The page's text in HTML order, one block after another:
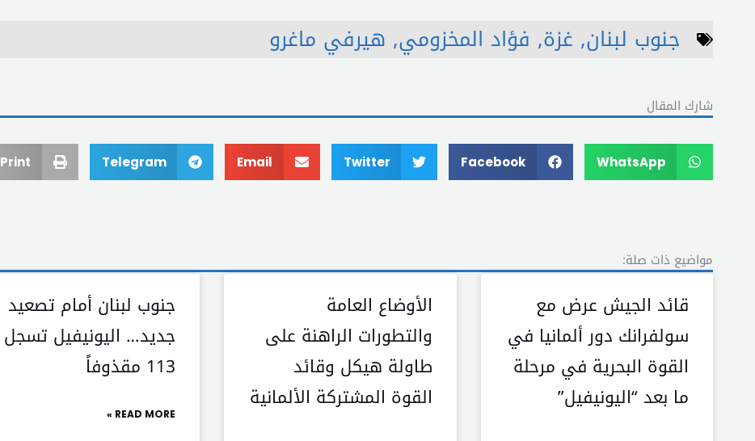
جنوب لبنان, غزة, فؤاد المخزومي, هيرفي ماغرو
شارك المقال
WhatsApp
Facebook
Twitter
Email
Telegram
Print
مواضيع ذات صلة:
قائد الجيش عرض مع
سولفرانك دور ألمانيا في
القوة البحرية في مرحلة
ما بعد “اليونيفيل”
الأوضاع العامة
والتطورات الراهنة على
طاولة هيكل وقائد
القوة المشتركة الألمانية
جنوب لبنان أمام تصعيد
جديد… اليونيفيل تسجل
113 مقذوفاً
READ MORE »